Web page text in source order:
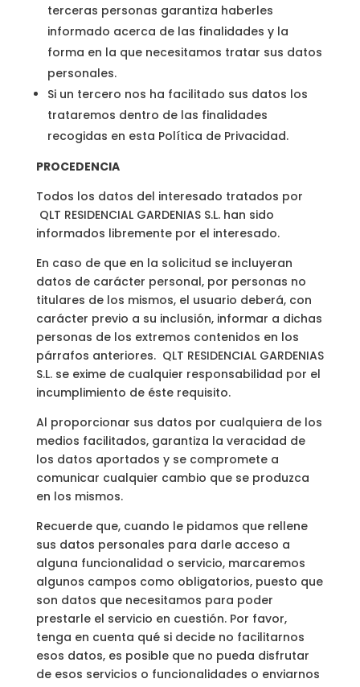
terceras personas garantiza haberles
informado acerca de las finalidades y la
forma en la que necesitamos tratar sus datos
personales.
Si un tercero nos ha facilitado sus datos los
trataremos dentro de las finalidades
recogidas en esta Política de Privacidad.
PROCEDENCIA
Todos los datos del interesado tratados por
QLT RESIDENCIAL GARDENIAS S.L. han sido
informados libremente por el interesado.
En caso de que en la solicitud se incluyeran
datos de carácter personal, por personas no
titulares de los mismos, el usuario deberá, con
carácter previo a su inclusión, informar a dichas
personas de los extremos contenidos en los
párrafos anteriores. QLT RESIDENCIAL GARDENIAS
S.L. se exime de cualquier responsabilidad por el
incumplimiento de éste requisito.
Al proporcionar sus datos por cualquiera de los
medios facilitados, garantiza la veracidad de
los datos aportados y se compromete a
comunicar cualquier cambio que se produzca
en los mismos.
Recuerde que, cuando le pidamos que rellene
sus datos personales para darle acceso a
alguna funcionalidad o servicio, marcaremos
algunos campos como obligatorios, puesto que
son datos que necesitamos para poder
prestarle el servicio en cuestión. Por favor,
tenga en cuenta qué si decide no facilitarnos
esos datos, es posible que no pueda disfrutar
de esos servicios o funcionalidades o enviarnos